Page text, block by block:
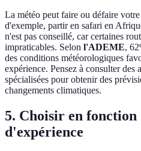
La météo peut faire ou défaire
d'exemple, partir en safari en
n'est pas conseillé, car certaines
impraticables. Selon l'ADEME,
des conditions météorologiques
expérience. Pensez à consulter des
spécialisées pour obtenir des
changements climatiques.
5. Choisir en fonction
d'expérience